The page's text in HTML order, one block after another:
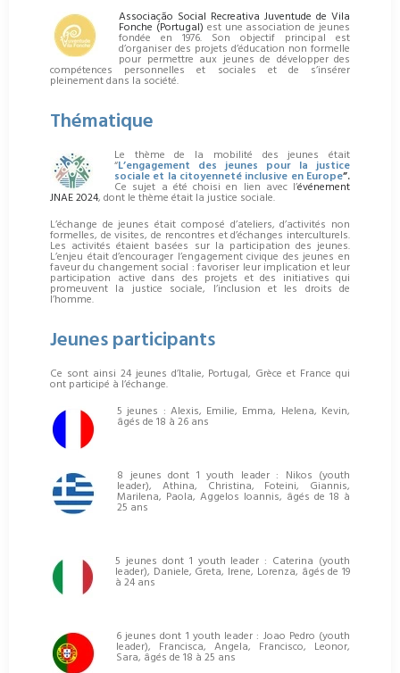
Associação Social Recreativa Juventude de Vila
Fonche (Portugal) est une association de jeunes
fondée en 1976. Son objectif principal est
d’organiser des projets d’éducation non formelle
pour permettre aux jeunes de développer des
compétences personnelles et sociales et de s’insérer
pleinement dans la société.
Thématique
Le thème de la mobilité des jeunes était
“L’engagement des jeunes pour la justice
sociale et la citoyenneté inclusive en Europe”.
Ce sujet a été choisi en lien avec l’événement
JNAE 2024, dont le thème était la justice sociale.
L’échange de jeunes était composé d’ateliers, d’activités non
formelles, de visites, de rencontres et d’échanges interculturels.
Les activités étaient basées sur la participation des jeunes.
L’enjeu était d’encourager l’engagement civique des jeunes en
faveur du changement social : favoriser leur implication et leur
participation active dans des projets et des initiatives qui
promeuvent la justice sociale, l’inclusion et les droits de
l’homme.
Jeunes participants
Ce sont ainsi 24 jeunes d’Italie, Portugal, Grèce et France qui
ont participé à l’échange.
5 jeunes : Alexis, Emilie, Emma, Helena, Kevin,
âgés de 18 à 26 ans
8 jeunes dont 1 youth leader : Nikos (youth
leader), Athina, Christina, Foteini, Giannis,
Marilena, Paola, Aggelos Ioannis, âgés de 18 à
25 ans
5 jeunes dont 1 youth leader : Caterina (youth
leader), Daniele, Greta, Irene, Lorenza, âgés de 19
à 24 ans
6 jeunes dont 1 youth leader : Joao Pedro (youth
leader), Francisca, Angela, Francisco, Leonor,
Sara, âgés de 18 à 25 ans